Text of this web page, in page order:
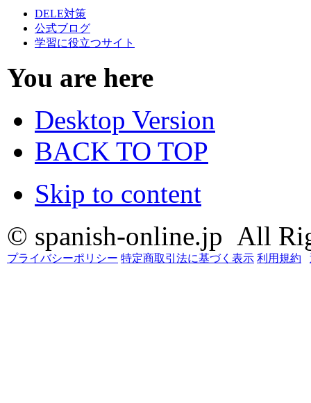
DELE対策
公式ブログ
学習に役立つサイト
You are here
Desktop Version
BACK TO TOP
Skip to content
© spanish-online.jp All
プライバシーポリシー 特定商取引法に基づく表示 利用規約